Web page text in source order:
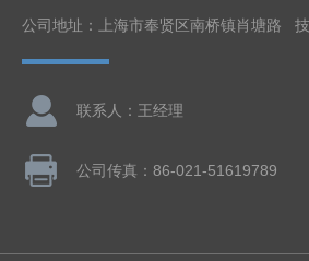
公司地址：上海市奉贤区南桥镇肖塘路 技
联系人：王经理
公司传真：86-021-51619789